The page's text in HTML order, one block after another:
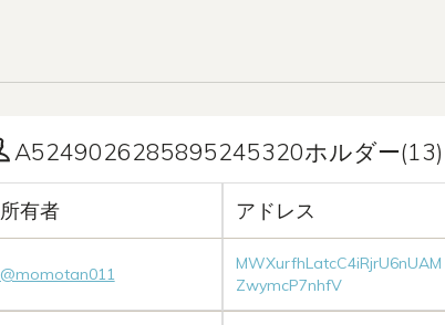
A5249026285895245320ホルダー(13)
所有者 アドレス
@momotan011
MWXurfhLatcC4iRjrU6nUAM
ZwymcP7nhfV